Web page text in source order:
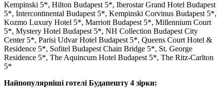
Kempinski 5*, Hilton Budapest 5*, Iberostar Grand Hotel Budapest
5*, Intercontinental Budapest 5*, Kempinski Corvinus Budapest 5*,
Kozmo Luxury Hotel 5*, Marriott Budapest 5*, Millennium Court
5*, Mystery Hotel Budapest 5*, NH Collection Budapest City
Center 5*, Parisi Udvar Hotel Budapest 5*, Queens Court Hotel &
Residence 5*, Sofitel Budapest Chain Bridge 5*, St. George
Residence 5*, The Aquincum Hotel Budapest 5*, The Ritz-Carlton
5*
Найпопулярніші готелі Будапешту 4 зірки: